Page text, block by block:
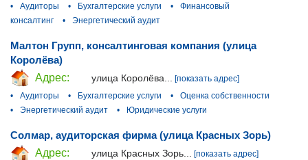
•
Аудиторы • Бухгалтерские услуги •
Финансовый
консалтинг
• Энергетический аудит
Малтон Групп, консалтинговая компания (улица
Королёва)
Адрес:
улица Королёва...
[показать адрес]
•
Аудиторы • Бухгалтерские услуги •
Оценка собственности
•
Энергетический аудит • Юридические услуги
Солмар, аудиторская фирма (улица Красных Зорь)
Адрес:
улица Красных Зорь... [показать адрес]